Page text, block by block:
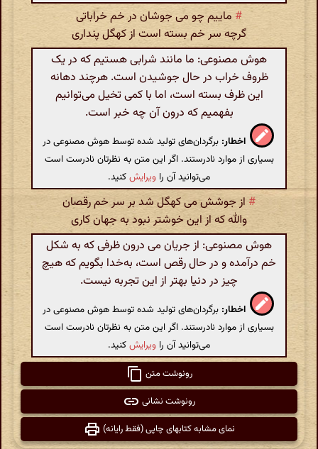
#ماییم چو می جوشان در خم خراباتی
گرچه سر خم بسته است از کهگل پنداری
هوش مصنوعی: ما مانند شرابی هستیم که در یک
ظروف خراب در حال جوشیدن است. هرچند دهانه
این ظرف بسته است، اما با کمی تخیل می‌توانیم
بفهمیم که درون آن چه خبر است.
اخطار: برگردان‌های تولید شده توسط هوش مصنوعی در
بسیاری از موارد نادرستند. اگر این متن به نظرتان نادرست است
می‌توانید آن را ویرایشکنید.
# از جوشش می کهگل شد بر سر خم رقصان
والله که از این خوشتر نبود به جهان کاری
هوش مصنوعی: از جریان می درون ظرفی که به شکل
خم درآمده و در حال رقص است، به‌خدا بگویم که هیچ
چیز در دنیا بهتر از این تجربه نیست.
اخطار: برگردان‌های تولید شده توسط هوش مصنوعی در
بسیاری از موارد نادرستند. اگر این متن به نظرتان نادرست است
می‌توانید آن را ویرایشکنید.
رونوشت متن
رونوشت نشانی
نمای مشابه کتابهای چاپی (فقط رایانه)